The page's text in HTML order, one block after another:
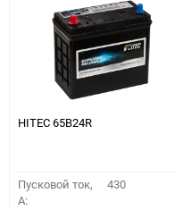
HITEC 65B24R
Пусковой ток,
A:
430